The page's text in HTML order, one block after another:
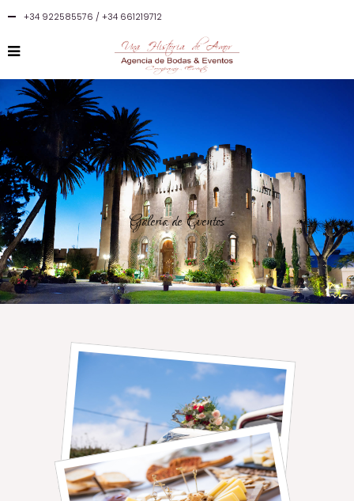
+34 922585576 / +34 661219712
Galería de Eventos